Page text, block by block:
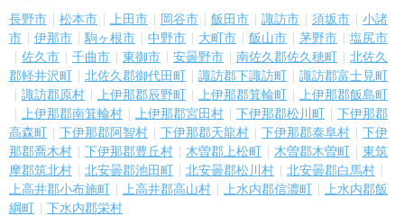
長野市 松本市 上田市 岡谷市 飯田市 諏訪市 須坂市
小諸
市
伊那市 駒ヶ根市 中野市 大町市 飯山市 茅野市
塩尻市
佐久市
千曲市 東御市 安曇野市 南佐久郡佐久穂町
北佐久
郡軽井沢町
北佐久郡御代田町 諏訪郡下諏訪町
諏訪郡富士見町
諏訪郡原村
上伊那郡辰野町 上伊那郡箕輪町
上伊那郡飯島町
上伊那郡南箕輪村
上伊那郡宮田村 下伊那郡松川町
下伊那郡
高森町
下伊那郡阿智村 下伊那郡天龍村 下伊那郡泰阜村
下伊
那郡喬木村
下伊那郡豊丘村 木曽郡上松町 木曽郡木曽町
東筑
摩郡筑北村
北安曇郡池田町 北安曇郡松川村
北安曇郡白馬村
上高井郡小布施町
上高井郡高山村 上水内郡信濃町
上水内郡飯
綱町
下水内郡栄村